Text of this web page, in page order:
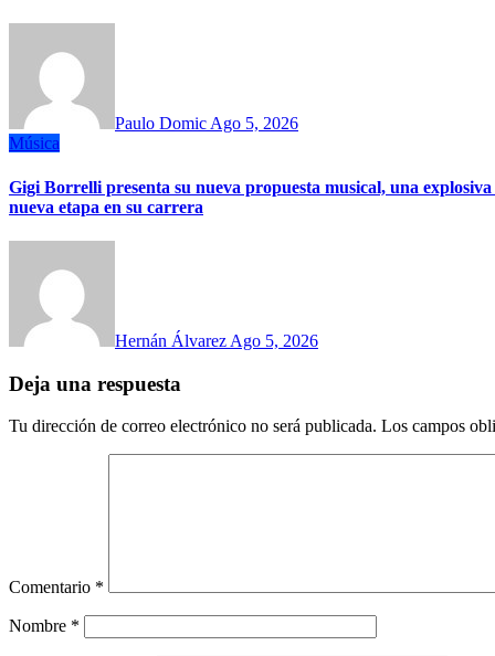
Paulo Domic Ago 5, 2026
Música
Gigi Borrelli presenta su nueva propuesta musical, una
nueva etapa en su carrera
Hernán Álvarez Ago 5, 2026
Deja una respuesta
Tu dirección de correo electrónico no será publicada. Los campos
Comentario *
Nombre *